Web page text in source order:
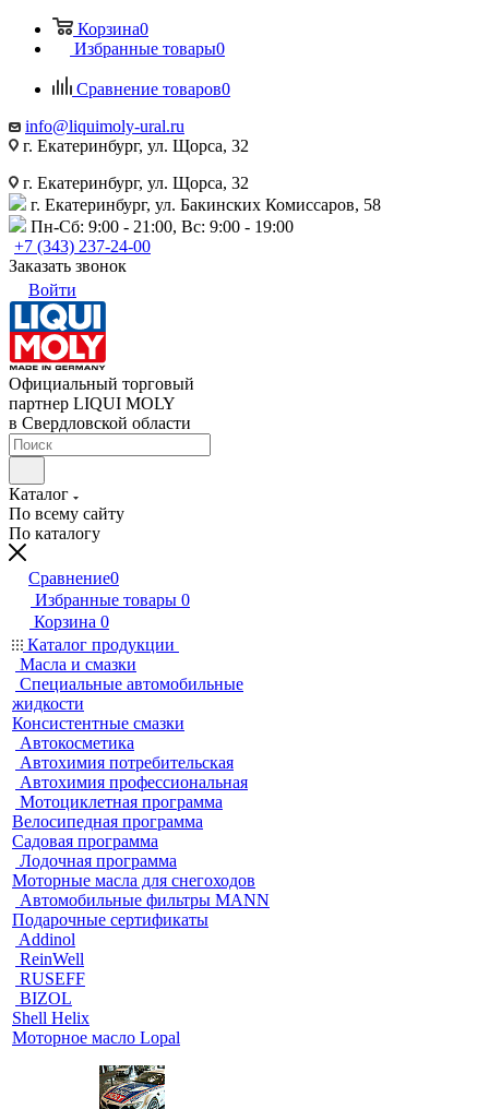
Корзина0
Избранные товары0
Сравнение товаров0
info@liquimoly-ural.ru
г. Екатеринбург, ул. Щорса, 32
г. Екатеринбург, ул. Щорса, 32
г. Екатеринбург, ул. Бакинских Комиссаров, 58
Пн-Сб: 9:00 - 21:00, Вс: 9:00 - 19:00
+7 (343) 237-24-00
Заказать звонок
Войти
Официальный торговый
партнер LIQUI MOLY
в Свердловской области
Каталог
По всему сайту
По каталогу
Сравнение0
Избранные товары 0
Корзина 0
Каталог продукции
Масла и смазки
Специальные автомобильные
жидкости
Консистентные смазки
Автокосметика
Автохимия потребительская
Автохимия профессиональная
Мотоциклетная программа
Велосипедная программа
Садовая программа
Лодочная программа
Моторные масла для снегоходов
Автомобильные фильтры MANN
Подарочные сертификаты
Addinol
ReinWell
RUSEFF
BIZOL
Shell Helix
Моторное масло Lopal